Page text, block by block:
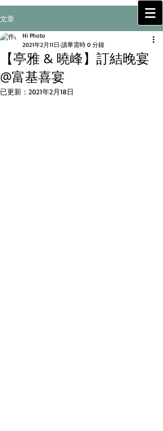
H ~!!
文章
【亭雅 & 曉峰】訂結晚宴
@富基喜宴
Hi Photo
2021年2月11日 讀畢需時 0 分鐘
已更新： 2021年2月18日